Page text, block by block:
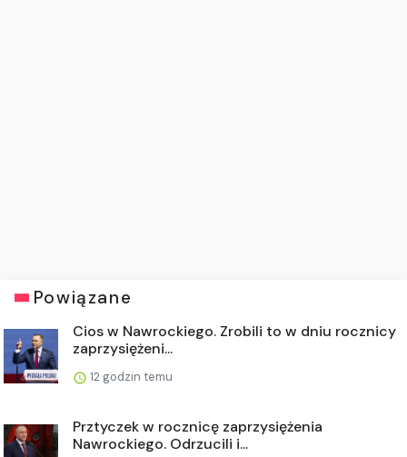
Powiązane
Cios w Nawrockiego. Zrobili to w dniu rocznicy
zaprzysiężeni...
12 godzin temu
Prztyczek w rocznicę zaprzysiężenia
Nawrockiego. Odrzucili i...